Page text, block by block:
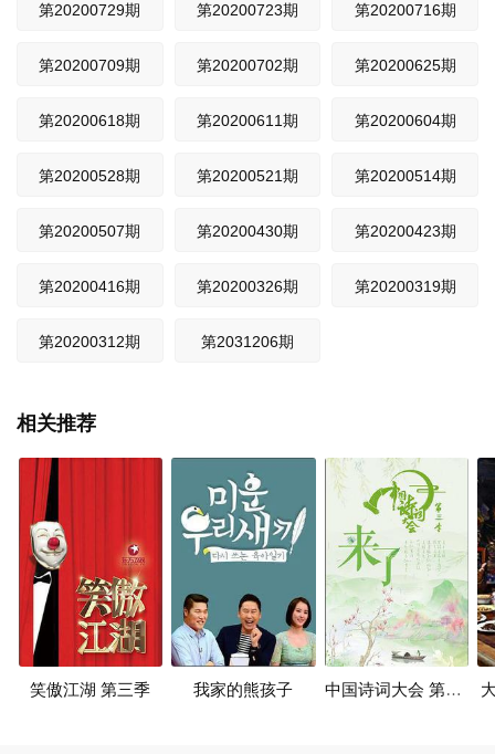
第20200729期 第20200723期 第20200716期
第20200709期 第20200702期 第20200625期
第20200618期 第20200611期 第20200604期
第20200528期 第20200521期 第20200514期
第20200507期 第20200430期 第20200423期
第20200416期 第20200326期 第20200319期
第20200312期 第2031206期
相关推荐
笑傲江湖 第三季 我家的熊孩子 中国诗词大会 第三季